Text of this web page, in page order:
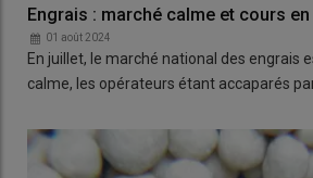
Engrais : marché calme et cours
01 août 2024
En juillet, le marché national des engrais
calme, les opérateurs étant accaparés